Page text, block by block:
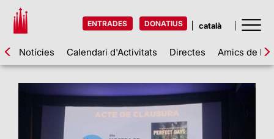
ENTRADES DONATIUS
Notícies Calendari d'Activitats Directes Amics de la